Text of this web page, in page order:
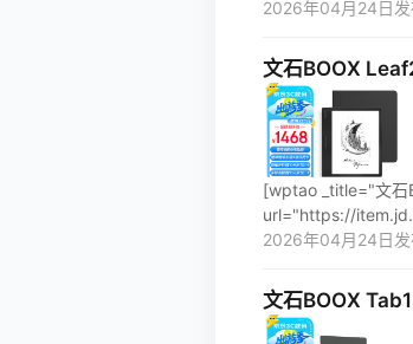
2026年04月24日
文石BOOX
[wptao _title="文石
url="https://
2026年04月24日
文石BOOX